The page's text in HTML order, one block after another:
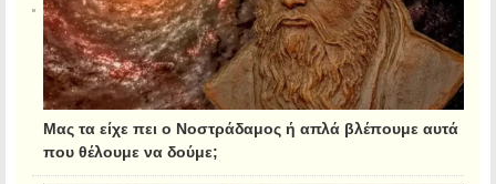
Μας τα είχε πει ο Νοστράδαμος ή απλά βλέπουμε αυτά
που θέλουμε να δούμε;